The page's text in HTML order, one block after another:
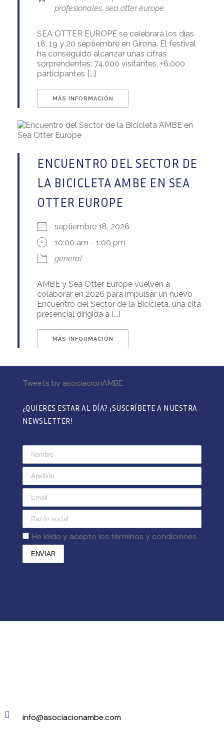
profesionales, sea otter europe
SEA OTTER EUROPE se celebrará los días
18, 19 y 20 septiembre en Girona. El festival
ha conseguido alcanzar unas cifras
sorprendentes: 74.000 visitantes, +6.000
participantes [...]
MÁS INFORMACIÓN
ENCUENTRO DEL SECTOR DE
LA BICICLETA AMBE EN SEA
OTTER EUROPE
septiembre 18, 2026
10:00 am - 1:00 pm
general
AMBE y Sea Otter Europe vuelven a
colaborar en 2026 para impulsar un nuevo
Encuentro del Sector de la Bicicleta, una cita
presencial dirigida a [...]
MÁS INFORMACIÓN
Tweets by asociacionAMBE
¿QUIERES ESTAR AL DÍA? ¡SUSCRÍBETE A NUESTRA
NEWSLETTER!
He leído y acepto los términos y condiciones
info@asociacionambe.com